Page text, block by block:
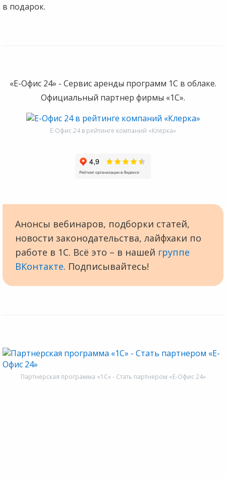
в подарок.
«Е-Офис 24» - Сервис аренды программ 1С в облаке.
Официальный партнер фирмы «1С».
Е-Офис 24 в рейтинге компаний «Клерка»
Анонсы вебинаров, подборки статей,
новости законодательства, лайфхаки по
работе в 1С. Всё это – в нашей группе
ВКонтакте. Подписывайтесь!
Партнерская программа «1С» - Стать партнером «Е-Офис 24»